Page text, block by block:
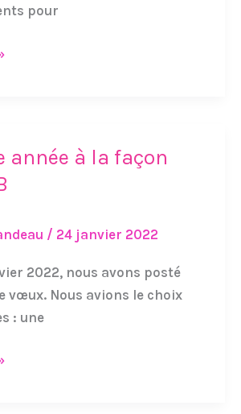
pour
année à la façon
/ 24 janvier 2022
2022, nous avons posté
vœux. Nous avions le choix
: une